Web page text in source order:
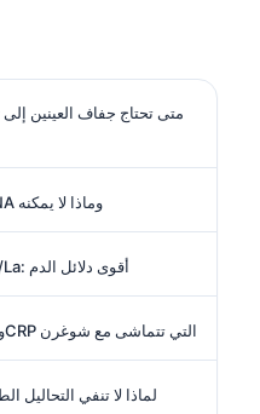
متى تحتاج جفاف العينين
ماذا يمكن أن يخبرك اختبار ANA وماذا لا يمكنه
أجسام مضادة SSA/Ro وSSB/La: أقوى دلائل الدم
أنماط عامل الروماتويد وESR وCRP التي تتماشى مع شوغرن
لماذا لا تنفي التحاليل